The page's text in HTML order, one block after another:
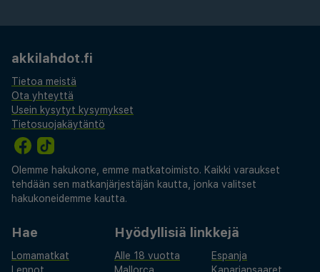
akkilahdot.fi
Tietoa meistä
Ota yhteyttä
Usein kysytyt kysymykset
Tietosuojakäytäntö
Olemme hakukone, emme matkatoimisto. Kaikki varaukset
tehdään sen matkanjärjestäjän kautta, jonka valitset
hakukoneidemme kautta.
Hae
Lomamatkat
Hyödyllisiä linkkejä
Alle 18 vuotta
Espanja